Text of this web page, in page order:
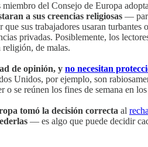
del Consejo de Europa
a sus creencias religiosas —
sus trabajadores usaran
privadas. Posiblemente, los
religión, de malas.
de opinión, y no necesitan
Unidos, por ejemplo, son
o se reúnen los fines de semana en
tomó la decisión correcta al
— es algo que puede decidir